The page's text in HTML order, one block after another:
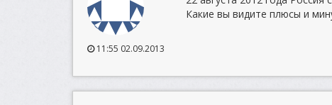
Какие вы видите плюсы и
11:55 02.09.2013